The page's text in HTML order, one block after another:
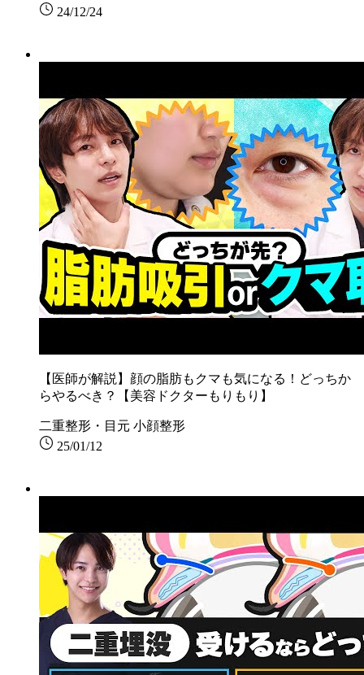
24/12/24
【医師が解説】顔の脂肪もクマも気になる！どっちか
らやるべき？【美容ドクターもりもり】
二重整形・目元 小顔整形
25/01/12